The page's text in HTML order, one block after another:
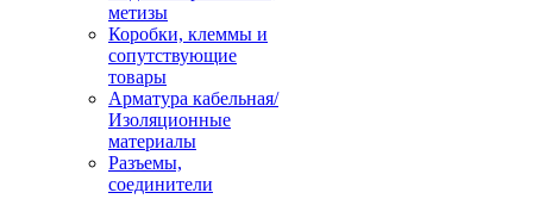
метизы
Коробки, клеммы и
сопутствующие
товары
Арматура кабельная/
Изоляционные
материалы
Разъемы,
соединители